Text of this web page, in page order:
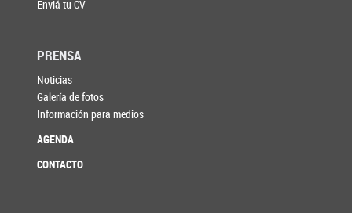
Enviá tu CV
PRENSA
Noticias
Galería de fotos
Información para medios
AGENDA
CONTACTO